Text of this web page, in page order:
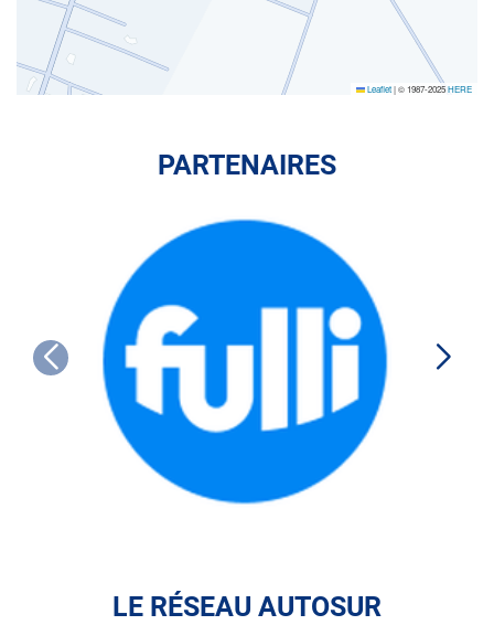
Leaflet|© 1987-2025HERE
PARTENAIRES
LE RÉSEAU AUTOSUR